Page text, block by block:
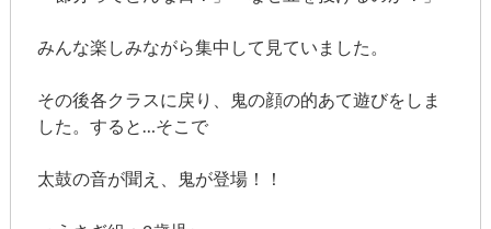
みんな楽しみながら集中して見ていました。
その後各クラスに戻り、鬼の顔の的あて遊びをしま
した。すると…そこで
太鼓の音が聞え、鬼が登場！！